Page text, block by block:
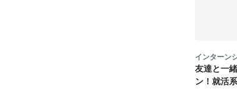
インターン
友達と一
ン！就活